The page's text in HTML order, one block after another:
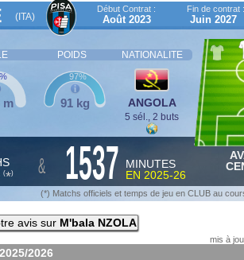
(ITA)
Début Contrat :
Août 2023
Fin de contrat :
Juin 2027
POIDS NATIONALITE
m 91 kg
97%
ANGOLA
5 sél., 2 buts
(*) & 1537
MINUTES
EN 2025-26
(*) Matchs officiels et temps de jeu en CLUB au
avis sur M'bala NZOLA
mis à
2025/2026